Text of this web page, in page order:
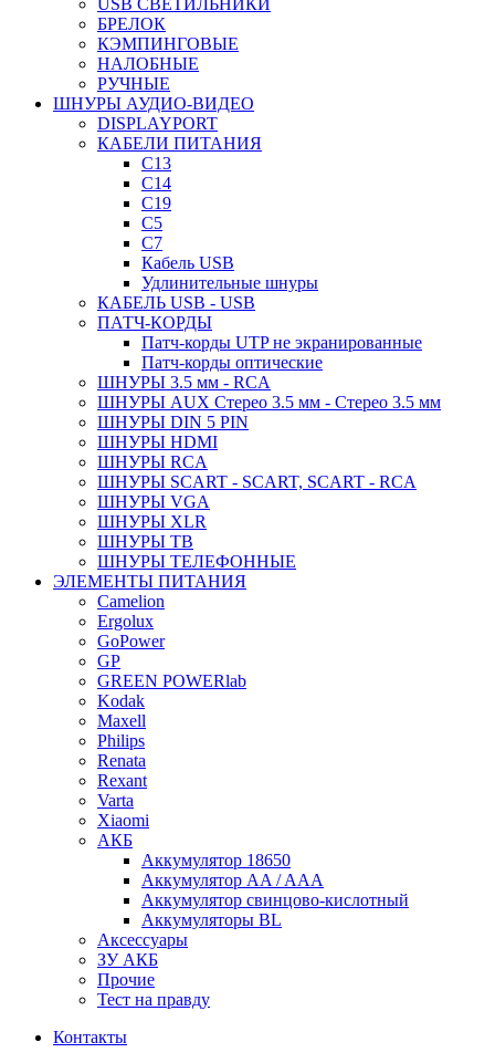
USB СВЕТИЛЬНИКИ
БРЕЛОК
КЭМПИНГОВЫЕ
НАЛОБНЫЕ
РУЧНЫЕ
ШНУРЫ АУДИО-ВИДЕО
DISPLAYPORT
КАБЕЛИ ПИТАНИЯ
C13
C14
C19
C5
C7
Кабель USB
Удлинительные шнуры
КАБЕЛЬ USB - USB
ПАТЧ-КОРДЫ
Патч-корды UTP не экранированные
Патч-корды оптические
ШНУРЫ 3.5 мм - RCA
ШНУРЫ AUX Стерео 3.5 мм - Стерео 3.5 мм
ШНУРЫ DIN 5 PIN
ШНУРЫ HDMI
ШНУРЫ RCA
ШНУРЫ SCART - SCART, SCART - RCA
ШНУРЫ VGA
ШНУРЫ XLR
ШНУРЫ ТВ
ШНУРЫ ТЕЛЕФОННЫЕ
ЭЛЕМЕНТЫ ПИТАНИЯ
Camelion
Ergolux
GoPower
GP
GREEN POWERlab
Kodak
Maxell
Philips
Renata
Rexant
Varta
Xiaomi
АКБ
Аккумулятор 18650
Аккумулятор AA / AAA
Аккумулятор свинцово-кислотный
Аккумуляторы BL
Аксессуары
ЗУ АКБ
Прочие
Тест на правду
Контакты